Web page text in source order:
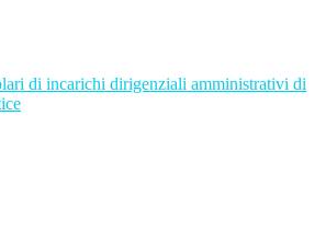
di incarichi dirigenziali amministrativi di